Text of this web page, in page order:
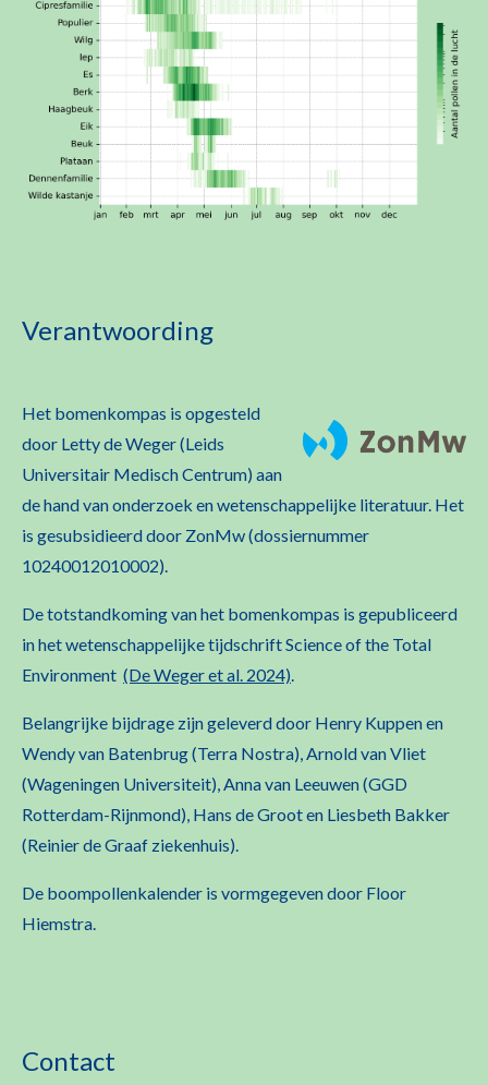
Verantwoording
Het bomenkompas is opgesteld
door Letty de Weger (Leids
Universitair Medisch Centrum) aan
de hand van onderzoek en wetenschappelijke literatuur. Het
is gesubsidieerd door ZonMw (dossiernummer
10240012010002).
De totstandkoming van het bomenkompas is gepubliceerd
in het wetenschappelijke tijdschrift Science of the Total
Environment (De Weger et al. 2024).
Belangrijke bijdrage zijn geleverd door Henry Kuppen en
Wendy van Batenbrug (Terra Nostra), Arnold van Vliet
(Wageningen Universiteit), Anna van Leeuwen (GGD
Rotterdam-Rijnmond), Hans de Groot en Liesbeth Bakker
(Reinier de Graaf ziekenhuis).
De boompollenkalender is vormgegeven door Floor
Hiemstra.
Contact